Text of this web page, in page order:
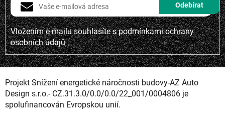
Vložením e-mailu souhlasíte spodmínkami ochrany
osobních údajů
Projekt Snížení energetické náročnosti budovy-AZ Auto
Design s.r.o.- CZ.31.3.0/0.0/0.0/22_001/0004806 je
spolufinancován Evropskou unií.